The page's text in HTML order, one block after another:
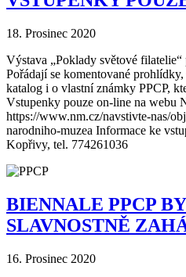
18. Prosinec 2020
Výstava „Poklady světové
Pořádají se komentované
katalog i o vlastní známky PPCP,
Vstupenky pouze on-line na webu
https://www.nm.cz/navstivte-nas/
narodniho-muzea Informace ke
Kopřivy, tel. 774261036
BIENNALE PPCP
SLAVNOSTNĚ
16. Prosinec 2020